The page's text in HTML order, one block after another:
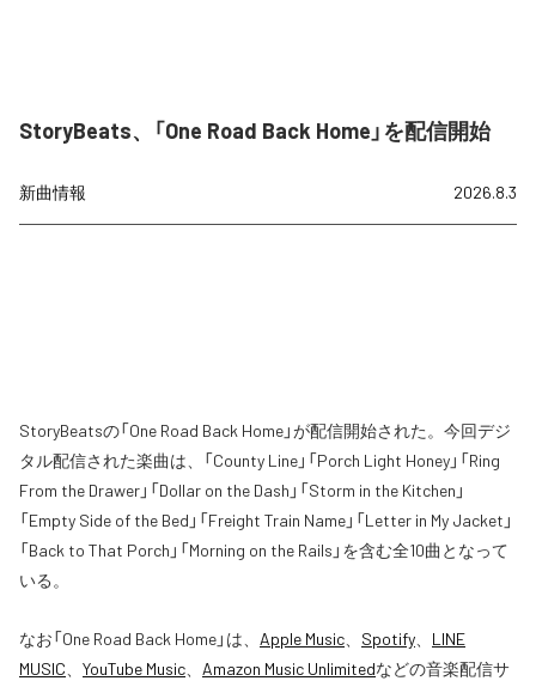
StoryBeats、「One Road Back Home」を配信開始
新曲情報 2026.8.3
StoryBeatsの「One Road Back Home」が配信開始された。今回デジ
タル配信された楽曲は、「County Line」「Porch Light Honey」「Ring
From the Drawer」「Dollar on the Dash」「Storm in the Kitchen」
「Empty Side of the Bed」「Freight Train Name」「Letter in My Jacket」
「Back to That Porch」「Morning on the Rails」を含む全10曲となって
いる。
なお「One Road Back Home」は、 Apple Music Spotify
LINE
MUSIC
YouTube Music Amazon Music Unlimitedなどの音楽配信サ